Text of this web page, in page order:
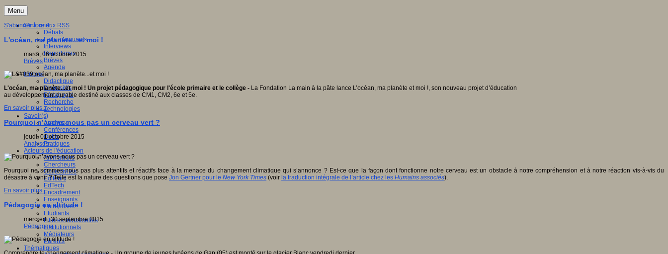
Menu
S'informer
Débats
Faits marquants
Interviews
Reportages
Brèves
Agenda
Innover
Didactique
Dispositifs
Pédagogie
Recherche
Technologies
Savoir(s)
Analyses
Conférences
Outils
Pratiques
Acteurs de l'éducation
Animateurs
Chercheurs
Collectivités
Editeurs
EdTech
Encadrement
Enseignants
Entreprises
Etudiants
Filières industrielles
Institutionnels
Médiateurs
Parents
Thématiques
S'abonner à ce flux RSS
L'océan, ma planète...et moi !
mardi, 06 octobre 2015
Brèves
L'océan, ma planète...et moi ! Un projet pédagogique pour l'école primaire et le collège - La Fondation La main à la pâte lance L’océan, ma planète et moi !, son nouveau projet d’éducation
au développement durable destiné aux classes de CM1, CM2, 6e et 5e.
En savoir plus...
Pourquoi n’avons-nous pas un cerveau vert ?
jeudi, 01 octobre 2015
Analyses
Pourquoi ne sommes nous pas plus attentifs et réactifs face à la menace du changement climatique qui s’annonce ? Est-ce que la façon dont fonctionne notre cerveau est un obstacle à notre compréhension et à notre réaction vis-à-vis du
désastre à venir ? Telle est la nature des questions que pose Jon Gertner pour le New York Times (voir la traduction intégrale de l’article chez les Humains associés).
En savoir plus...
Pédagogie en altitude !
mercredi, 30 septembre 2015
Pédagogie